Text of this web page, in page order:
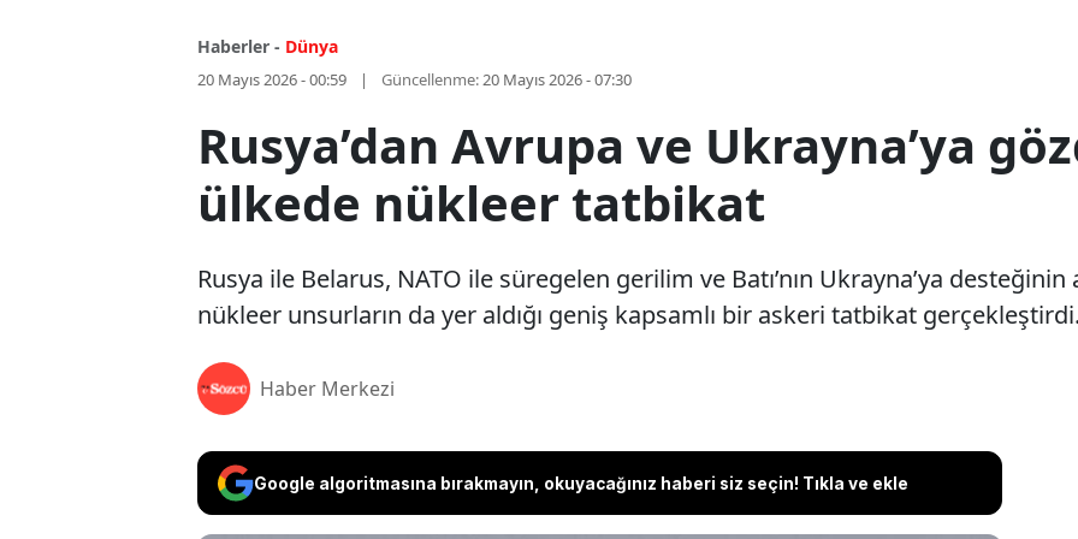
Haberler - Dünya
20 Mayıs 2026 - 00:59 Güncellenme:20 Mayıs 2026 - 07:30
Rusya’dan Avrupa ve Ukrayna’ya
ülkede nükleer tatbikat
Rusya ile Belarus, NATO ile süregelen gerilim ve Batı’nın Ukrayna’ya
nükleer unsurların da yer aldığı geniş kapsamlı bir askeri tatbikat
Haber Merkezi
Google algoritmasına bırakmayın, okuyacağınız haberi siz seçin! Tıkla ve ekle